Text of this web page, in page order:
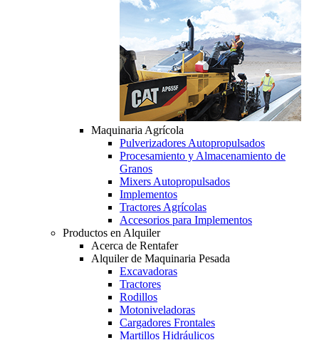
Maquinaria Agrícola
Pulverizadores Autopropulsados
Procesamiento y Almacenamiento de
Granos
Mixers Autopropulsados
Implementos
Tractores Agrícolas
Accesorios para Implementos
Productos en Alquiler
Acerca de Rentafer
Alquiler de Maquinaria Pesada
Excavadoras
Tractores
Rodillos
Motoniveladoras
Cargadores Frontales
Martillos Hidráulicos